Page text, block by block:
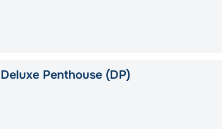
Deluxe Penthouse (DP)